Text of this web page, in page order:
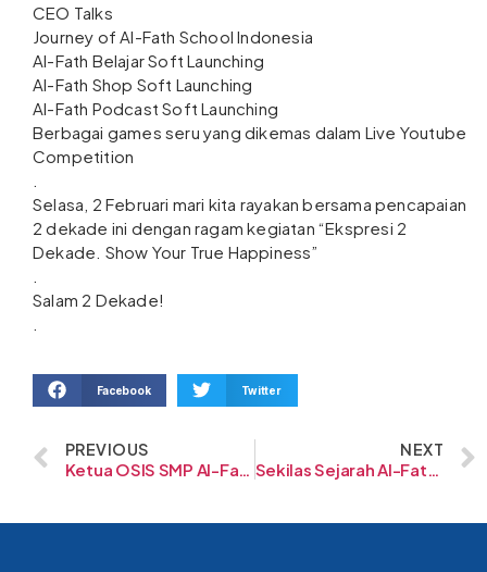
CEO Talks
Journey of Al-Fath School Indonesia
Al-Fath Belajar Soft Launching
Al-Fath Shop Soft Launching
Al-Fath Podcast Soft Launching
Berbagai games seru yang dikemas dalam Live Youtube
Competition
Selasa, 2 Februari mari kita rayakan bersama pencapaian
2 dekade ini dengan ragam kegiatan “Ekspresi 2
Dekade. Show Your True Happiness”
Salam 2 Dekade!
Facebook Twitter
PREVIOUS NEXT